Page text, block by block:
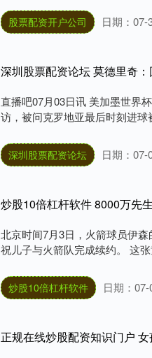
股票配资开户公司 日期：07-
直播吧07月03日讯 美加墨世界
访，被问克罗地亚最后时刻进
深圳股票配资论坛 日期：07-
炒股10倍杠杆软件 8000万先
北京时间7月3日，火箭球员伊
祝儿子与火箭队完成续约。 这
炒股10倍杠杆软件 日期：07-
正规在线炒股配资知识门户